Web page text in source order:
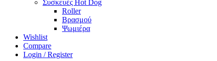
Συσκευές Hot Dog
Roller
Βρασμού
Ψωμιέρα
Wishlist
Compare
Login / Register